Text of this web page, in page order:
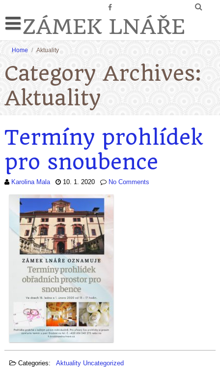
ZÁMEK LNÁŘE
Home / Aktuality
Category Archives:
Aktuality
Termíny prohlídek
pro snoubence
Karolina Mala 10. 1. 2020 No Comments
Categories: Aktuality Uncategorized